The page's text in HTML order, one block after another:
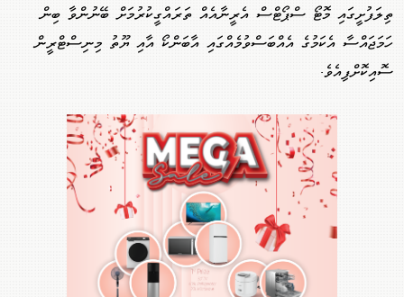
ތިލަފުށީގައި މޮޓޯ ސްޕޯޓްސް އެރީނާއެއް ތަރައްގީކުރުމަށް ބޭނުންވާ ބިން
ހަމަޖައްސާ އެކަމުގެ އެއްބަސްވުމެއްގައި އާބަންކޯ އާއި ޔޫތު މިނިސްޓްރީން
ސޮއިކޮށްފިއެވެ.